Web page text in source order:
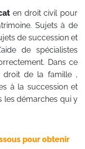
en droit civil pour
Sujets à de
de succession et
de spécialistes
Dans ce
droit de la famille ,
à la succession et
les démarches qui y
pour obtenir